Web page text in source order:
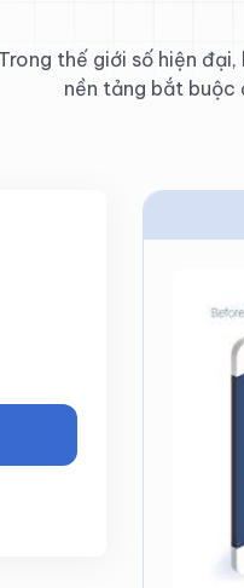
Trong thế giới số hiện
nền tảng bắt buộc